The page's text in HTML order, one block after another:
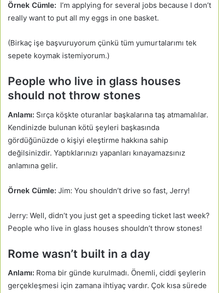
Örnek Cümle: I’m applying for several jobs because I don’t
really want to put all my eggs in one basket.
(Birkaç işe başvuruyorum çünkü tüm yumurtalarımı tek
sepete koymak istemiyorum.)
People who live in glass houses
should not throw stones
Anlamı: Sırça köşkte oturanlar başkalarına taş atmamalılar.
Kendinizde bulunan kötü şeyleri başkasında
gördüğünüzde o kişiyi eleştirme hakkına sahip
değilsinizdir. Yaptıklarınızı yapanları kınayamazsınız
anlamına gelir.
Örnek Cümle: Jim: You shouldn’t drive so fast, Jerry!
Jerry: Well, didn’t you just get a speeding ticket last week?
People who live in glass houses shouldn’t throw stones!
Rome wasn’t built in a day
Anlamı: Roma bir günde kurulmadı. Önemli, ciddi şeylerin
gerçekleşmesi için zamana ihtiyaç vardır. Çok kısa sürede